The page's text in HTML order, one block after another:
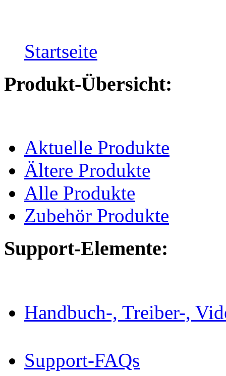
Startseite
Produkt-Übersicht:
Aktuelle Produkte
Ältere Produkte
Alle Produkte
Zubehör Produkte
Support-Elemente:
Handbuch-, Treiber-,
Support-FAQs